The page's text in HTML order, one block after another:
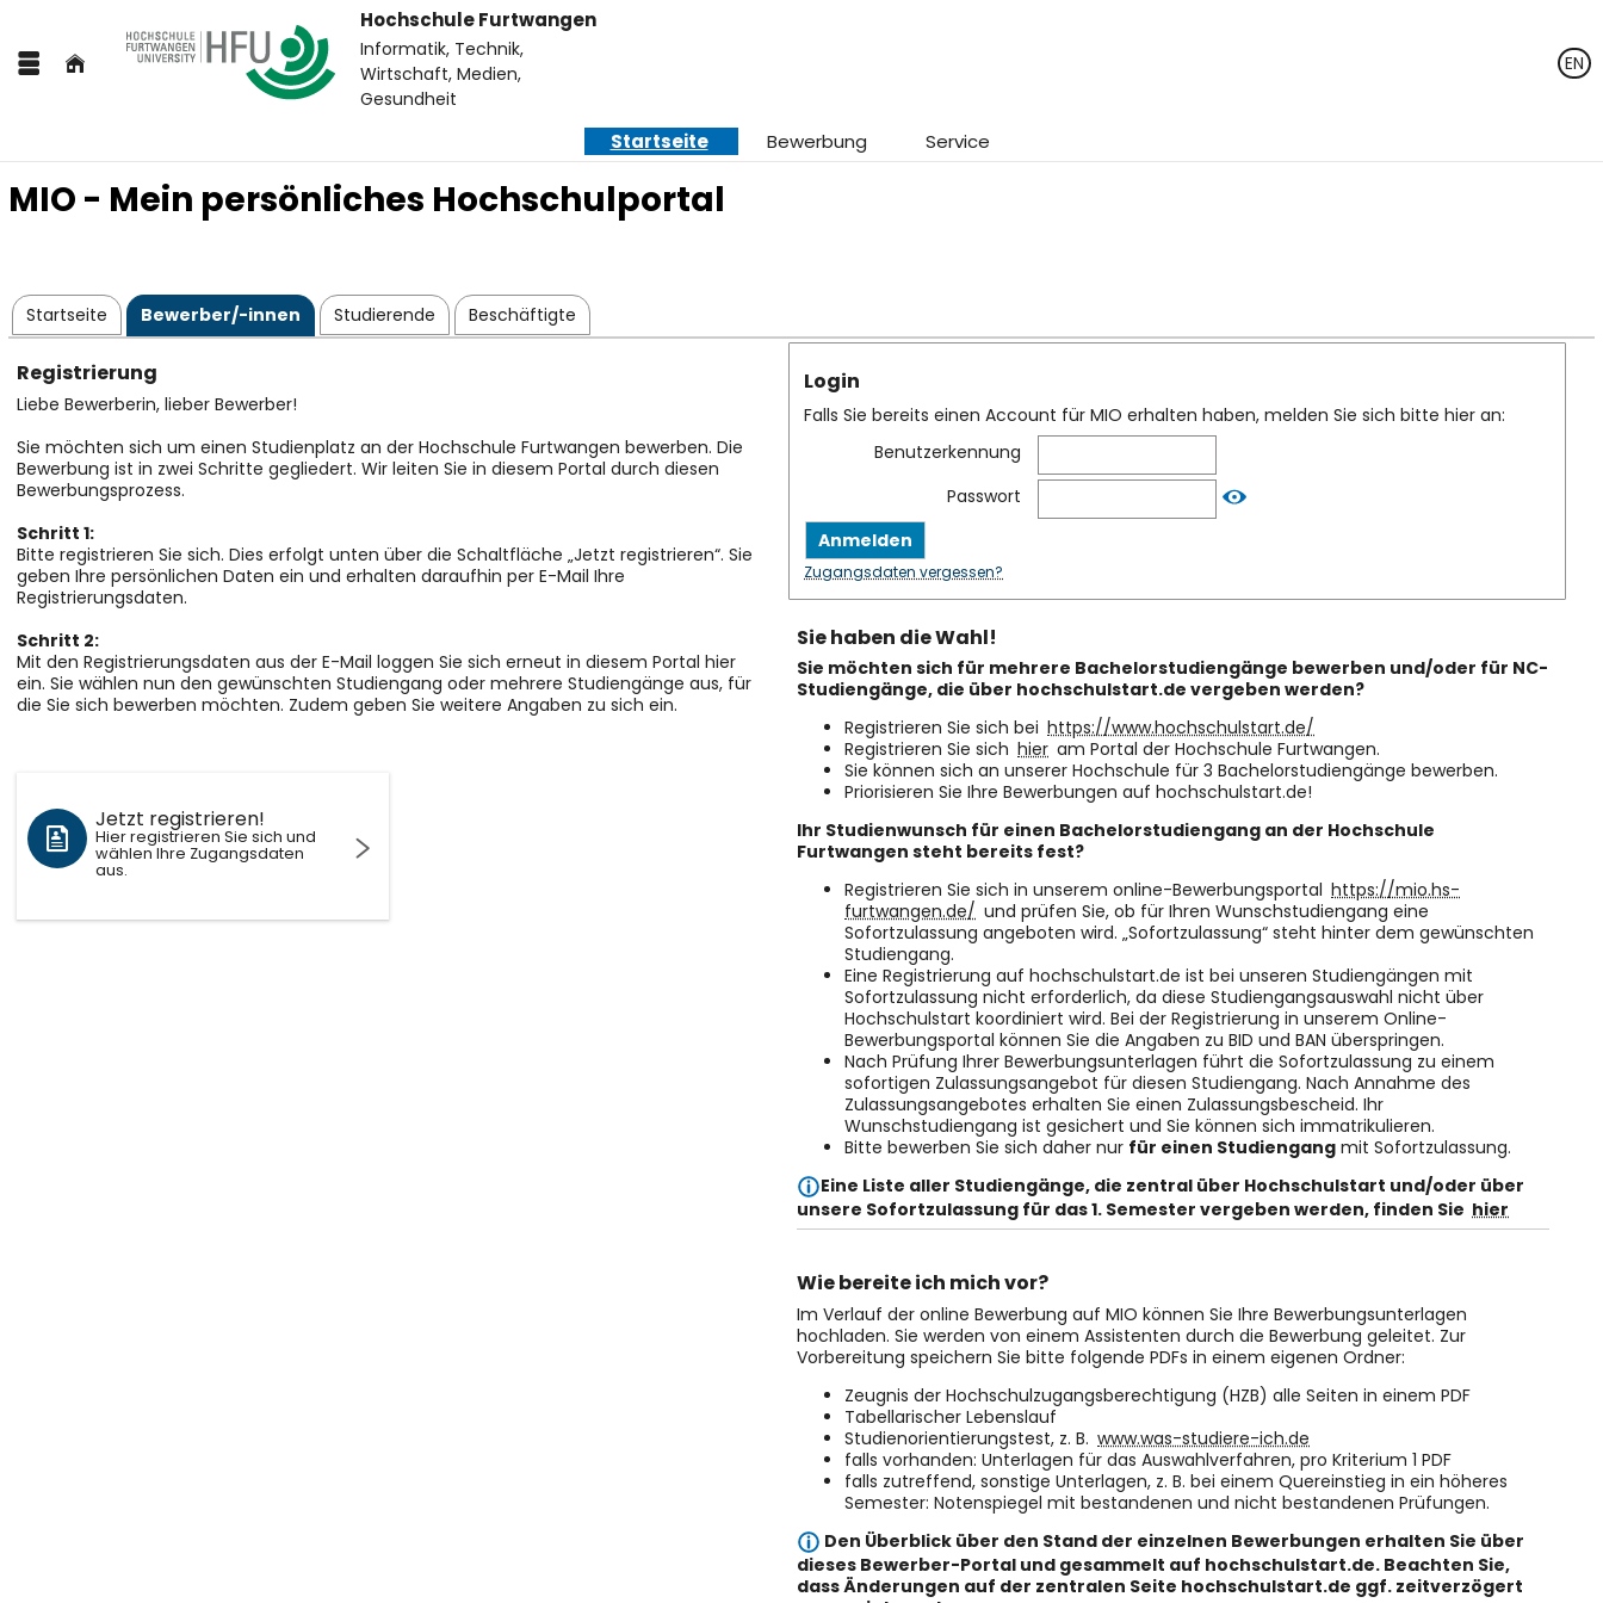
Hochschule Furtwangen
Informatik, Technik,
Wirtschaft, Medien,
Gesundheit
EN
Startseite Bewerbung Service
MIO - Mein persönliches Hochschulportal
Startseite Bewerber/-innen Studierende Beschäftigte
Registrierung
Liebe Bewerberin, lieber Bewerber!
Sie möchten sich um einen Studienplatz an der Hochschule Furtwangen bewerben. Die
Bewerbung ist in zwei Schritte gegliedert. Wir leiten Sie in diesem Portal durch diesen
Bewerbungsprozess.
Schritt 1:
Bitte registrieren Sie sich. Dies erfolgt unten über die Schaltfläche „Jetzt registrieren“. Sie
geben Ihre persönlichen Daten ein und erhalten daraufhin per E-Mail Ihre
Registrierungsdaten.
Schritt 2:
Mit den Registrierungsdaten aus der E-Mail loggen Sie sich erneut in diesem Portal hier
ein. Sie wählen nun den gewünschten Studiengang oder mehrere Studiengänge aus, für
die Sie sich bewerben möchten. Zudem geben Sie weitere Angaben zu sich ein.
Jetzt registrieren!
Hier registrieren Sie sich und
wählen Ihre Zugangsdaten
aus.
Login
Falls Sie bereits einen Account für MIO erhalten haben, melden Sie sich bitte hier an:
Benutzerkennung
Passwort
Anmelden
Zugangsdaten vergessen?
Sie haben die Wahl!
Sie möchten sich für mehrere Bachelorstudiengänge bewerben und/oder für NC-
Studiengänge, die über hochschulstart.de vergeben werden?
Registrieren Sie sich bei https://www.hochschulstart.de/
Registrieren Sie sich hier am Portal der Hochschule Furtwangen.
Sie können sich an unserer Hochschule für 3 Bachelorstudiengänge bewerben.
Priorisieren Sie Ihre Bewerbungen auf hochschulstart.de!
Ihr Studienwunsch für einen Bachelorstudiengang an der Hochschule
Furtwangen steht bereits fest?
Registrieren Sie sich in unserem online-Bewerbungsportal https://mio.hs-
furtwangen.de/ und prüfen Sie, ob für Ihren Wunschstudiengang eine
Sofortzulassung angeboten wird. „Sofortzulassung“ steht hinter dem gewünschten
Studiengang.
Eine Registrierung auf hochschulstart.de ist bei unseren Studiengängen mit
Sofortzulassung nicht erforderlich, da diese Studiengangsauswahl nicht über
Hochschulstart koordiniert wird. Bei der Registrierung in unserem Online-
Bewerbungsportal können Sie die Angaben zu BID und BAN überspringen.
Nach Prüfung Ihrer Bewerbungsunterlagen führt die Sofortzulassung zu einem
sofortigen Zulassungsangebot für diesen Studiengang. Nach Annahme des
Zulassungsangebotes erhalten Sie einen Zulassungsbescheid. Ihr
Wunschstudiengang ist gesichert und Sie können sich immatrikulieren.
Bitte bewerben Sie sich daher nur für einen Studiengang mit Sofortzulassung.
Eine Liste aller Studiengänge, die zentral über Hochschulstart und/oder über
unsere Sofortzulassung für das 1. Semester vergeben werden, finden Sie hier
Wie bereite ich mich vor?
Im Verlauf der online Bewerbung auf MIO können Sie Ihre Bewerbungsunterlagen
hochladen. Sie werden von einem Assistenten durch die Bewerbung geleitet. Zur
Vorbereitung speichern Sie bitte folgende PDFs in einem eigenen Ordner:
Zeugnis der Hochschulzugangsberechtigung (HZB) alle Seiten in einem PDF
Tabellarischer Lebenslauf
Studienorientierungstest, z. B. www.was-studiere-ich.de
falls vorhanden: Unterlagen für das Auswahlverfahren, pro Kriterium 1 PDF
falls zutreffend, sonstige Unterlagen, z. B. bei einem Quereinstieg in ein höheres
Semester: Notenspiegel mit bestandenen und nicht bestandenen Prüfungen.
Den Überblick über den Stand der einzelnen Bewerbungen erhalten Sie über
dieses Bewerber-Portal und gesammelt auf hochschulstart.de. Beachten Sie,
dass Änderungen auf der zentralen Seite hochschulstart.de ggf. zeitverzögert